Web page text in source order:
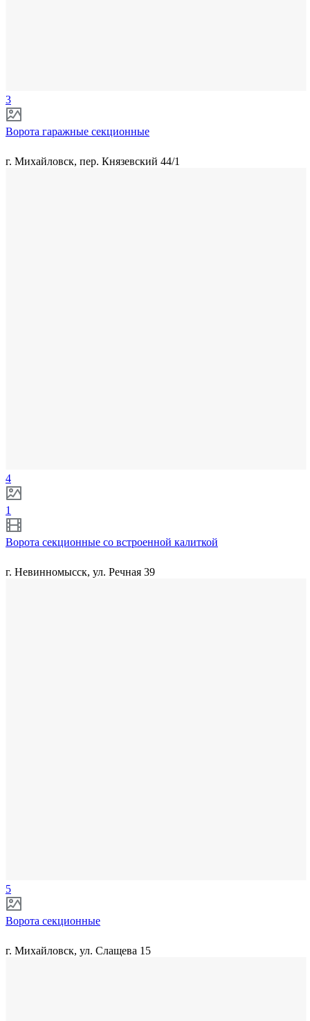
3
Ворота гаражные секционные
г. Михайловск, пер. Князевский 44/1
4
1
Ворота секционные со встроенной калиткой
г. Невинномысск, ул. Речная 39
5
Ворота секционные
г. Михайловск, ул. Слащева 15